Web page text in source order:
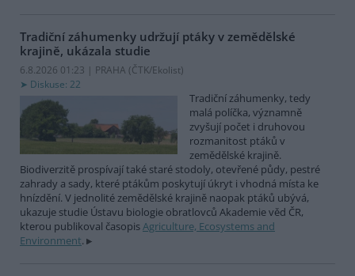
Tradiční záhumenky udržují ptáky v zemědělské
krajině, ukázala studie
6.8.2026 01:23 | PRAHA (ČTK/Ekolist)
Diskuse: 22
Tradiční záhumenky, tedy
malá políčka, významně
zvyšují počet i druhovou
rozmanitost ptáků v
zemědělské krajině.
Biodiverzitě prospívají také staré stodoly, otevřené půdy, pestré
zahrady a sady, které ptákům poskytují úkryt i vhodná místa ke
hnízdění. V jednolité zemědělské krajině naopak ptáků ubývá,
ukazuje studie Ústavu biologie obratlovců Akademie věd ČR,
kterou publikoval časopisAgriculture, Ecosystems and
Environment.